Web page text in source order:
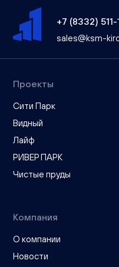
+7 (8332) 511-
sales@ksm-
Проекты
Сити Парк
Видный
Лайф
РИВЕР ПАРК
Чистые пруды
Компания
О компании
Новости